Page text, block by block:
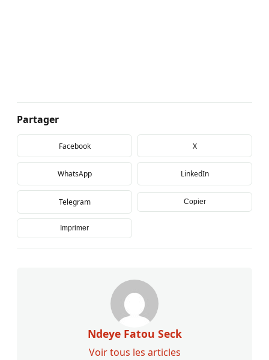
Partager
Facebook X
WhatsApp LinkedIn
Telegram Copier
Imprimer
Ndeye Fatou Seck
Voir tous les articles